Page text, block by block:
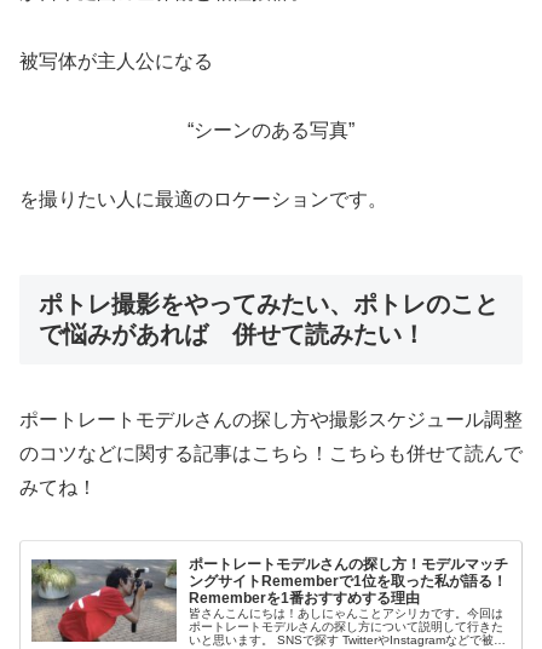
被写体が主人公になる
“シーンのある写真”
を撮りたい人に最適のロケーションです。
ポトレ撮影をやってみたい、ポトレのこと
で悩みがあれば 併せて読みたい！
ポートレートモデルさんの探し方や撮影スケジュール調整
のコツなどに関する記事はこちら！こちらも併せて読んで
みてね！
ポートレートモデルさんの探し方！モデルマッチ
ングサイトRememberで1位を取った私が語る！
Rememberを1番おすすめする理由
皆さんこんにちは！あしにゃんことアシリカです。今回は
ポートレートモデルさんの探し方について説明して行きた
いと思います。 SNSで探す TwitterやInstagramなどで被写